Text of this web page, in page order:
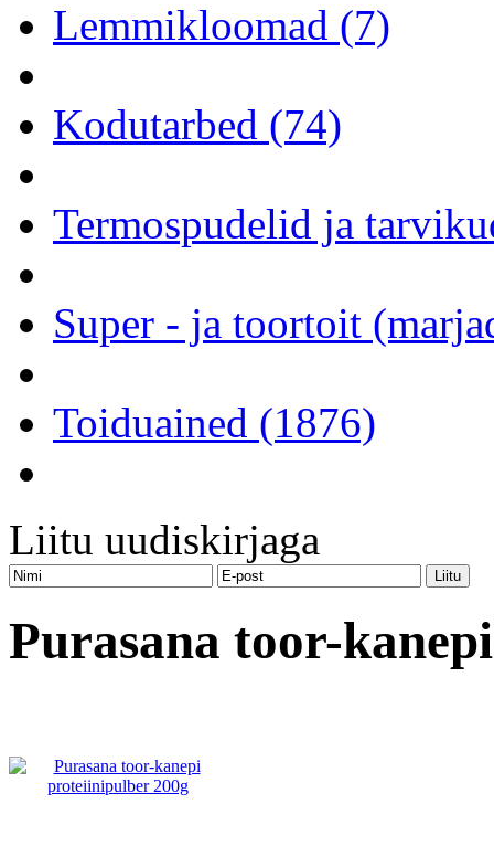
Lemmikloomad (7)
Kodutarbed (74)
Termospudelid ja
Super - ja toortoit
Toiduained (1876)
Liitu uudiskirjaga
Purasana toor-